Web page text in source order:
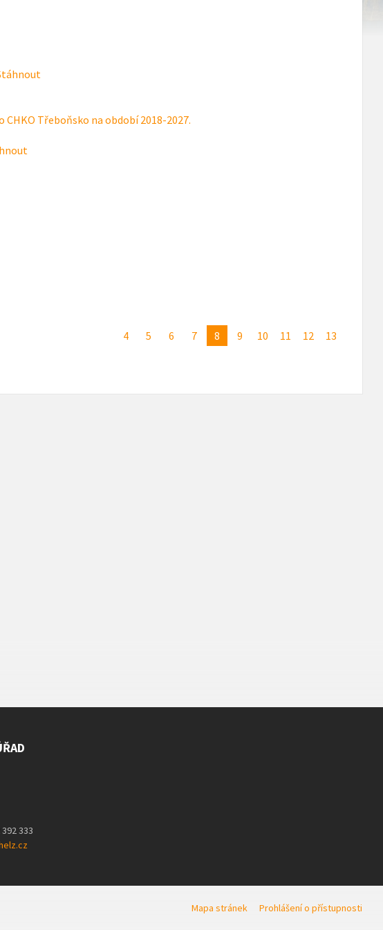
Třeboňsko na období 2018-2027.
4
5 6 7 8 9 10 11 12 13
333
Mapa stránek Prohlášení o přístupnosti